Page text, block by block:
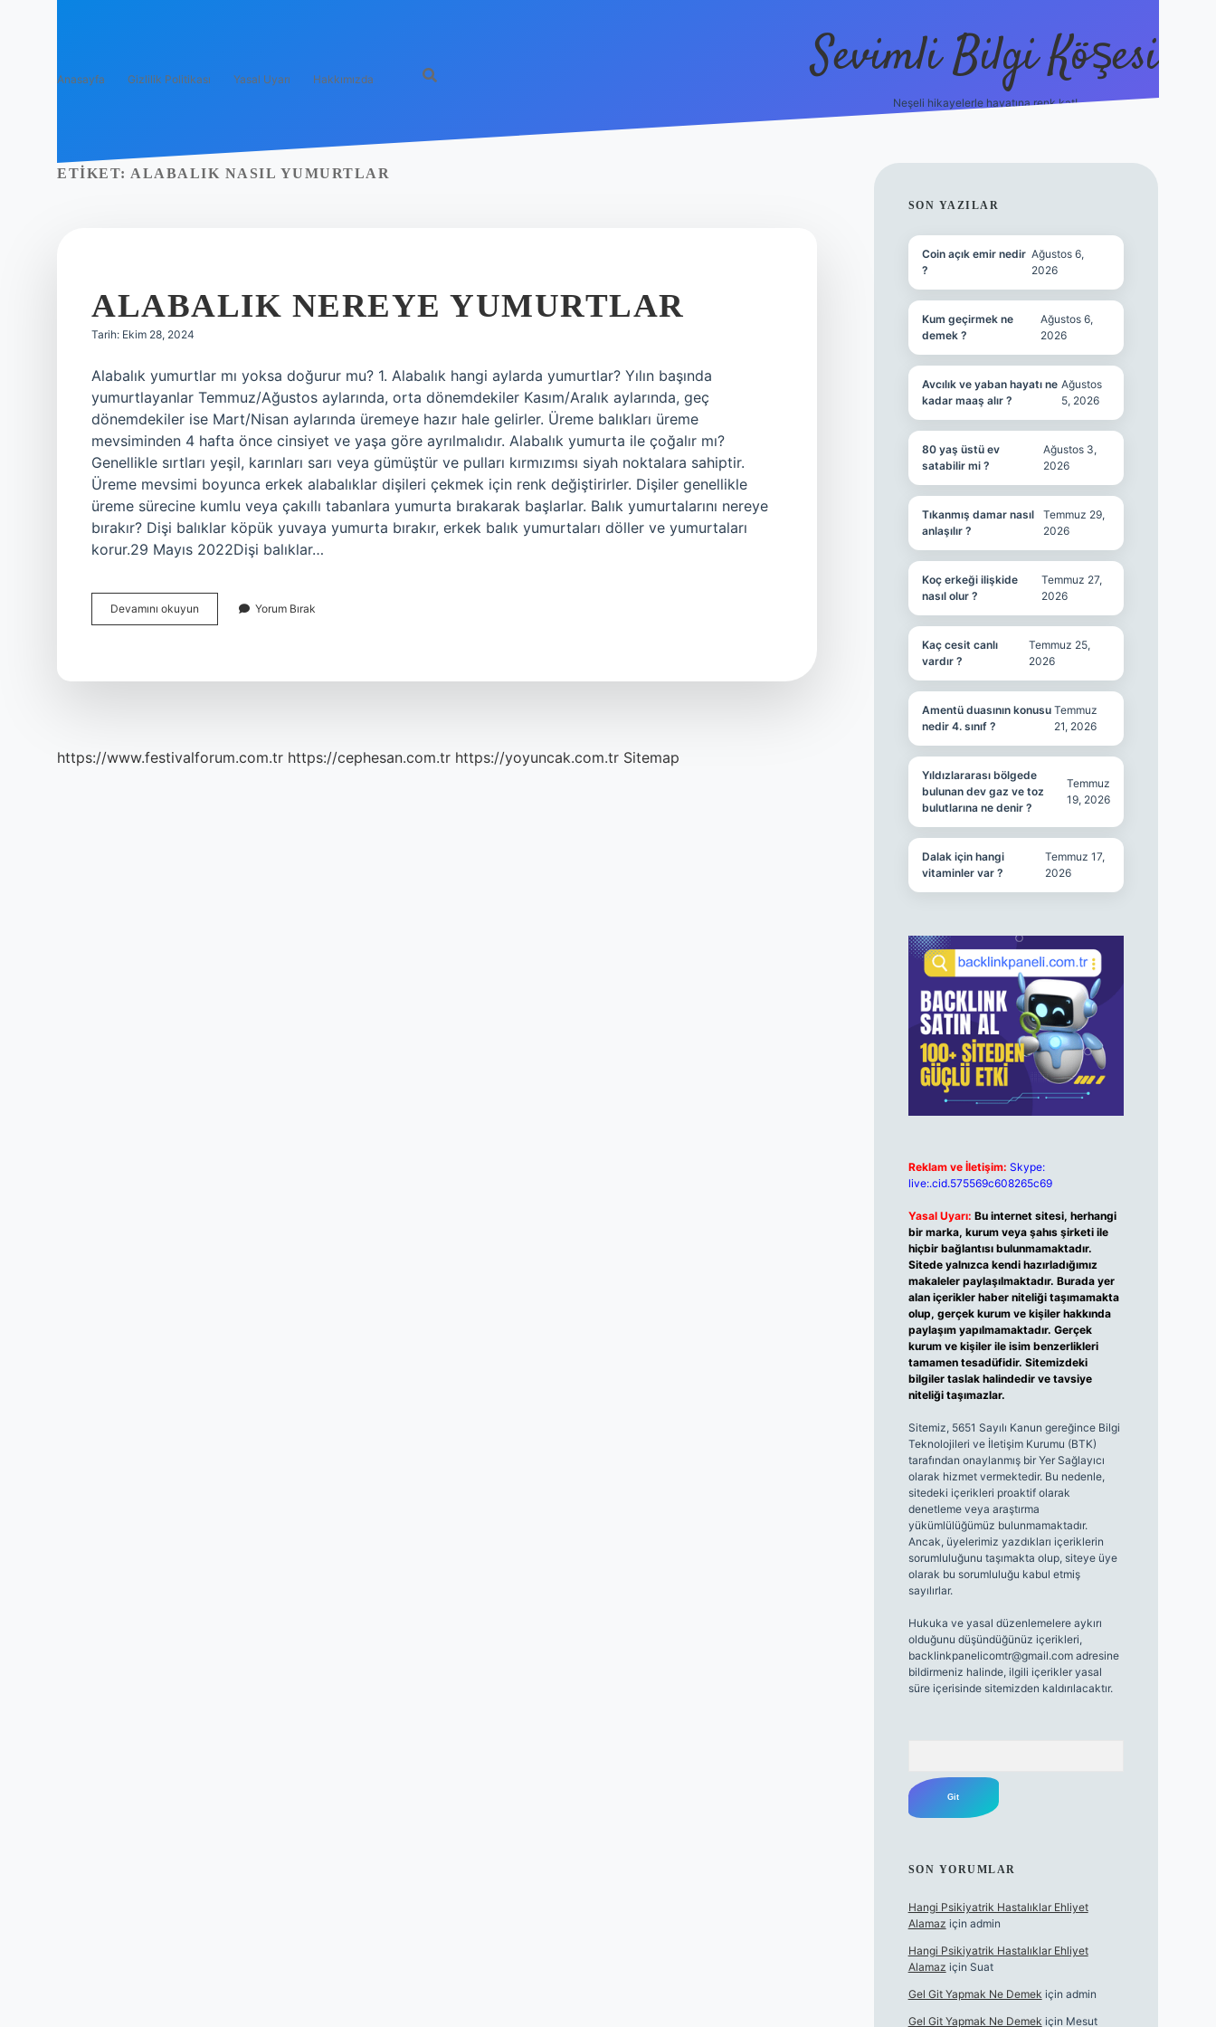
Anasayfa Gizlilik Politikası Yasal Uyarı Hakkımızda Sevimli Bilgi Köşesi
Neşeli hikayelerle hayatına renk kat!
ETIKET: ALABALIK NASIL YUMURTLAR
ALABALIK NEREYE YUMURTLAR
Tarih: Ekim 28, 2024
Alabalık yumurtlar mı yoksa doğurur mu? 1. Alabalık hangi aylarda yumurtlar? Yılın başında
yumurtlayanlar Temmuz/Ağustos aylarında, orta dönemdekiler Kasım/Aralık aylarında, geç
dönemdekiler ise Mart/Nisan aylarında üremeye hazır hale gelirler. Üreme balıkları üreme
mevsiminden 4 hafta önce cinsiyet ve yaşa göre ayrılmalıdır. Alabalık yumurta ile çoğalır mı?
Genellikle sırtları yeşil, karınları sarı veya gümüştür ve pulları kırmızımsı siyah noktalara sahiptir.
Üreme mevsimi boyunca erkek alabalıklar dişileri çekmek için renk değiştirirler. Dişiler genellikle
üreme sürecine kumlu veya çakıllı tabanlara yumurta bırakarak başlarlar. Balık yumurtalarını nereye
bırakır? Dişi balıklar köpük yuvaya yumurta bırakır, erkek balık yumurtaları döller ve yumurtaları
korur.29 Mayıs 2022Dişi balıklar…
Devamını okuyun
Nereye
Yorum Bırak
https://www.festivalforum.com.tr https://cephesan.com.tr https://yoyuncak.com.tr Sitemap
SIDEBAR
SON YAZILAR
Coin açık emir nedir
?
Ağustos 6,
2026
Kum geçirmek ne
demek ?
Ağustos 6,
2026
Avcılık ve yaban hayatı ne
kadar maaş alır ?
Ağustos
5, 2026
80 yaş üstü ev
satabilir mi ?
Ağustos 3,
2026
Tıkanmış damar nasıl
anlaşılır ?
Temmuz 29,
2026
Koç erkeği ilişkide
nasıl olur ?
Temmuz 27,
2026
Kaç cesit canlı
vardır ?
Temmuz 25,
2026
Amentü duasının konusu
nedir 4. sınıf ?
Temmuz
21, 2026
Yıldızlararası bölgede
bulunan dev gaz ve toz
bulutlarına ne denir ?
Temmuz
19, 2026
Dalak için hangi
vitaminler var ?
Temmuz 17,
2026
Reklam ve İletişim: Skype:
live:.cid.575569c608265c69
Yasal Uyarı: Bu internet sitesi, herhangi
bir marka, kurum veya şahıs şirketi ile
hiçbir bağlantısı bulunmamaktadır.
Sitede yalnızca kendi hazırladığımız
makaleler paylaşılmaktadır. Burada yer
alan içerikler haber niteliği taşımamakta
olup, gerçek kurum ve kişiler hakkında
paylaşım yapılmamaktadır. Gerçek
kurum ve kişiler ile isim benzerlikleri
tamamen tesadüfidir. Sitemizdeki
bilgiler taslak halindedir ve tavsiye
niteliği taşımazlar.
Sitemiz, 5651 Sayılı Kanun gereğince Bilgi
Teknolojileri ve İletişim Kurumu (BTK)
tarafından onaylanmış bir Yer Sağlayıcı
olarak hizmet vermektedir. Bu nedenle,
sitedeki içerikleri proaktif olarak
denetleme veya araştırma
yükümlülüğümüz bulunmamaktadır.
Ancak, üyelerimiz yazdıkları içeriklerin
sorumluluğunu taşımakta olup, siteye üye
olarak bu sorumluluğu kabul etmiş
sayılırlar.
Hukuka ve yasal düzenlemelere aykırı
olduğunu düşündüğünüz içerikleri,
backlinkpanelicomtr@gmail.comadresine
bildirmeniz halinde, ilgili içerikler yasal
süre içerisinde sitemizden kaldırılacaktır.
SON YORUMLAR
Hangi Psikiyatrik Hastalıklar Ehliyet
Alamaz için admin
Hangi Psikiyatrik Hastalıklar Ehliyet
Alamaz için Suat
Gel Git Yapmak Ne Demek için admin
Gel Git Yapmak Ne Demek için Mesut
hiltonbet güncel giriş